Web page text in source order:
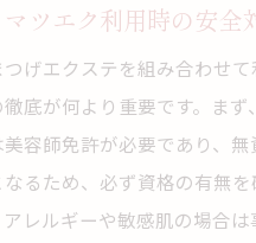
ツエク利用時の安全
げエクステを組み合わせて
底が何より重要です。まず
容師免許が必要であり、
るため、必ず資格の有無を
アレルギーや敏感肌の場合